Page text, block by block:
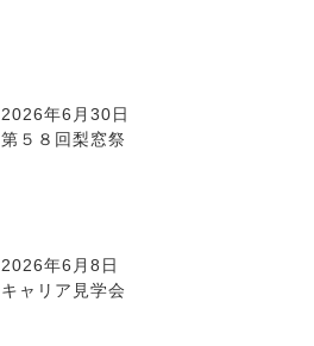
2026年6月30日
第５８回梨窓祭
2026年6月8日
キャリア見学会